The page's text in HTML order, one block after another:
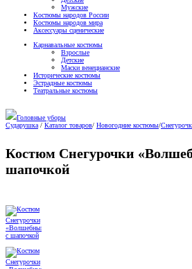
Мужские
Костюмы народов России
Костюмы народов мира
Аксессуары сценические
Карнавальные костюмы
Взрослые
Детские
Маски венецианские
Исторические костюмы
Эстрадные костюмы
Театральные костюмы
Головные уборы
Сударушка / Каталог товаров/ Новогодние костюмы/
Костюм Снегурочки
шапочкой